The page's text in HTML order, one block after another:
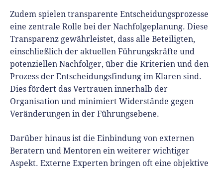
Zudem spielen transparente Entscheidungsprozesse
eine zentrale Rolle bei der Nachfolgeplanung. Diese
Transparenz gewährleistet, dass alle Beteiligten,
einschließlich der aktuellen Führungskräfte und
potenziellen Nachfolger, über die Kriterien und den
Prozess der Entscheidungsfindung im Klaren sind.
Dies fördert das Vertrauen innerhalb der
Organisation und minimiert Widerstände gegen
Veränderungen in der Führungsebene.
Darüber hinaus ist die Einbindung von externen
Beratern und Mentoren ein weiterer wichtiger
Aspekt. Externe Experten bringen oft eine objektive